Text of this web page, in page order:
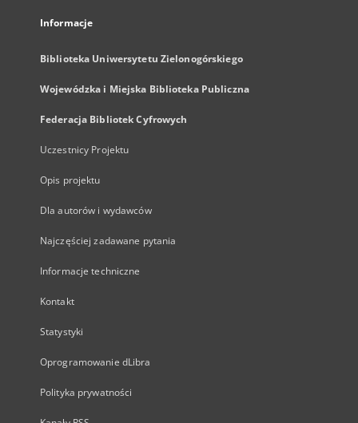
Informacje
Biblioteka Uniwersytetu Zielonogórskiego
Wojewódzka i Miejska Biblioteka Publiczna
Federacja Bibliotek Cyfrowych
Uczestnicy Projektu
Opis projektu
Dla autorów i wydawców
Najczęściej zadawane pytania
Informacje techniczne
Kontakt
Statystyki
Oprogramowanie dLibra
Polityka prywatności